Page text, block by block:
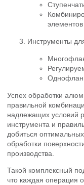
элементов
Инструменты
Успех обработки
правильной
надлежащих условий
инструмента и
добиться
обработки
производства.
Такой комплексный
что каждая операция